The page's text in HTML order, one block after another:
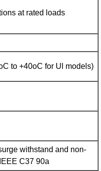
at rated loads
to +40oC for Ul models)
withstand and non-
C37 90a